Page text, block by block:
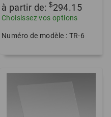
à partir de:$294.15
Choisissez vos options
Numéro de modèle : TR-6